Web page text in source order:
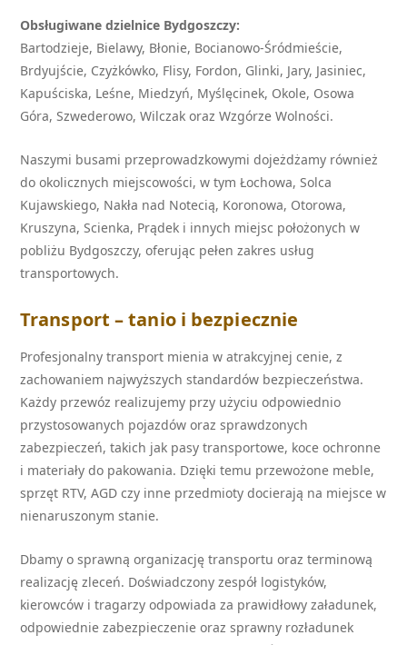
Obsługiwane dzielnice Bydgoszczy:
Bartodzieje, Bielawy, Błonie, Bocianowo-Śródmieście,
Brdyujście, Czyżkówko, Flisy, Fordon, Glinki, Jary, Jasiniec,
Kapuściska, Leśne, Miedzyń, Myślęcinek, Okole, Osowa
Góra, Szwederowo, Wilczak oraz Wzgórze Wolności.
Naszymi busami przeprowadzkowymi dojeżdżamy również
do okolicznych miejscowości, w tym Łochowa, Solca
Kujawskiego, Nakła nad Notecią, Koronowa, Otorowa,
Kruszyna, Scienka, Prądek i innych miejsc położonych w
pobliżu Bydgoszczy, oferując pełen zakres usług
transportowych.
Transport – tanio i bezpiecznie
Profesjonalny transport mienia w atrakcyjnej cenie, z
zachowaniem najwyższych standardów bezpieczeństwa.
Każdy przewóz realizujemy przy użyciu odpowiednio
przystosowanych pojazdów oraz sprawdzonych
zabezpieczeń, takich jak pasy transportowe, koce ochronne
i materiały do pakowania. Dzięki temu przewożone meble,
sprzęt RTV, AGD czy inne przedmioty docierają na miejsce w
nienaruszonym stanie.
Dbamy o sprawną organizację transportu oraz terminową
realizację zleceń. Doświadczony zespół logistyków,
kierowców i tragarzy odpowiada za prawidłowy załadunek,
odpowiednie zabezpieczenie oraz sprawny rozładunek